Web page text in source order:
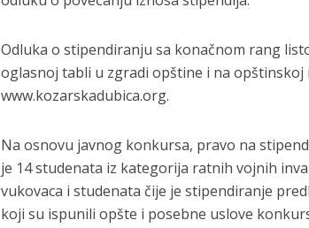
Odluka o stipendiranju sa konačnom rang
oglasnoj tabli u zgradi opštine i na
www.kozarskadubica.org.
Na osnovu javnog konkursa, pravo na
je 14 studenata iz kategorija ratnih vojnih
vukovaca i studenata čije je stipendiranje
koji su ispunili opšte i posebne uslove